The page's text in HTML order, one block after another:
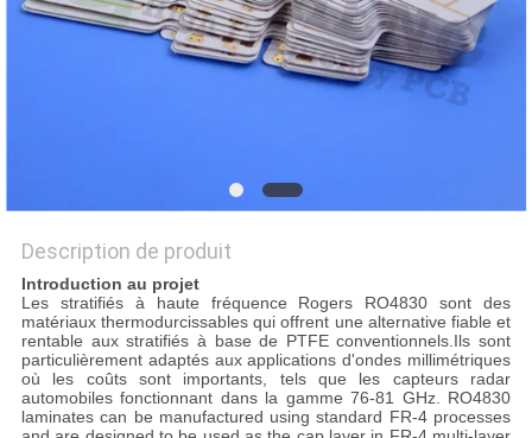
PLAN
DE
CONFIDENTIALITÉ
Description de produit
Introduction au projet
Les stratifiés à haute fréquence Rogers RO4830 sont des
matériaux thermodurcissables qui offrent une alternative fiable et
rentable aux stratifiés à base de PTFE conventionnels.Ils sont
particulièrement adaptés aux applications d'ondes millimétriques
où les coûts sont importants, tels que les capteurs radar
automobiles fonctionnant dans la gamme 76-81 GHz. RO4830
laminates can be manufactured using standard FR-4 processes